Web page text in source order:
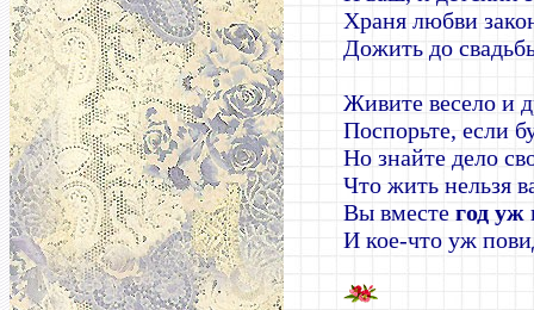
Храня любви
Дожить до
Живите весело и
Поспорьте, если
Но знайте дело
Что жить нельзя
Вы вместе год уж
И кое-что уж